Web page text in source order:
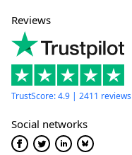
Reviews
TrustScore: 4.9 | 2411 reviews
Social networks